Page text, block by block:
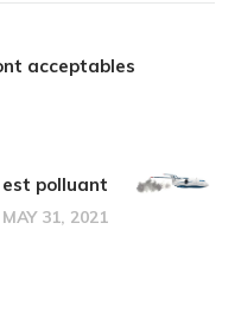
acceptables
est polluant
MAY 31, 2021